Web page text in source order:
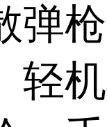
弹
轻机